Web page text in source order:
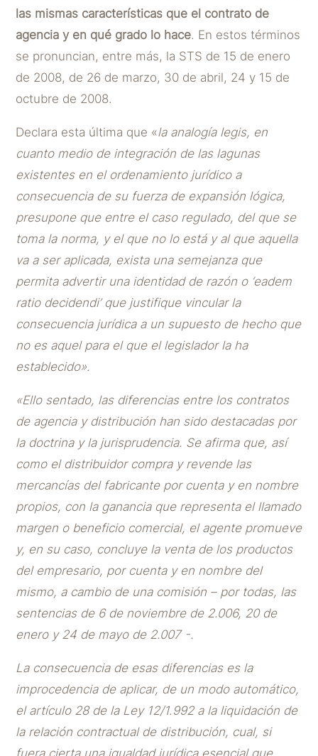
las mismas características que el contrato de
agencia y en qué grado lo hace. En estos términos
se pronuncian, entre más, la STS de 15 de enero
de 2008, de 26 de marzo, 30 de abril, 24 y 15 de
octubre de 2008.
Declara esta última que «la analogía legis, en
cuanto medio de integración de las lagunas
existentes en el ordenamiento jurídico a
consecuencia de su fuerza de expansión lógica,
presupone que entre el caso regulado, del que se
toma la norma, y el que no lo está y al que aquella
va a ser aplicada, exista una semejanza que
permita advertir una identidad de razón o ‘eadem
ratio decidendi’ que justifique vincular la
consecuencia jurídica a un supuesto de hecho que
no es aquel para el que el legislador la ha
establecido».
«Ello sentado, las diferencias entre los contratos
de agencia y distribución han sido destacadas por
la doctrina y la jurisprudencia. Se afirma que, así
como el distribuidor compra y revende las
mercancías del fabricante por cuenta y en nombre
propios, con la ganancia que representa el llamado
margen o beneficio comercial, el agente promueve
y, en su caso, concluye la venta de los productos
del empresario, por cuenta y en nombre del
mismo, a cambio de una comisión – por todas, las
sentencias de 6 de noviembre de 2.006, 20 de
enero y 24 de mayo de 2.007 -.
La consecuencia de esas diferencias es la
improcedencia de aplicar, de un modo automático,
el artículo 28 de la Ley 12/1.992 a la liquidación de
la relación contractual de distribución, cual, si
fuera cierta una igualdad jurídica esencial que,